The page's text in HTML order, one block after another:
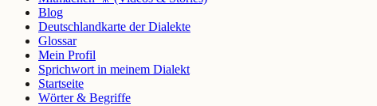
Blog
Deutschlandkarte der Dialekte
Glossar
Mein Profil
Sprichwort in meinem Dialekt
Startseite
Wörter & Begriffe